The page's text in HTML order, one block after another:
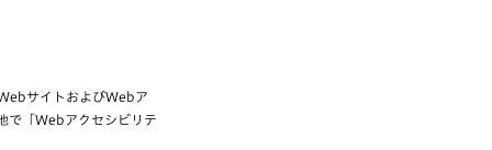
サイトおよびWebア
で「Webアクセシビリテ